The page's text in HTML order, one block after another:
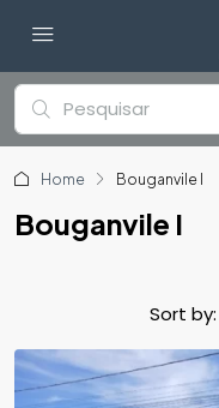
Home Bouganvile I
Bouganvile I
Sort by: